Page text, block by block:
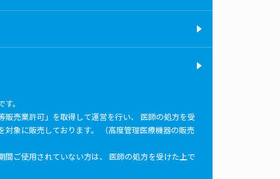
。
販売業許可」を取得して運営を行い、 医師の処方を受
対象に販売しております。 （高度管理医療機器の販売
間ご使用されていない方は、 医師の処方を受けた上で